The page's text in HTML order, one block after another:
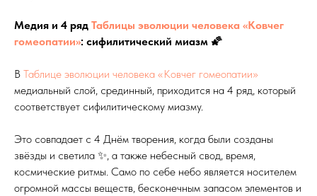
Медия и 4 ряд Таблицы эволюции человека «Ковчег
гомеопатии»: сифилитический миазм 🌠
В Таблице эволюции человека «Ковчег гомеопатии»
медиальный слой, срединный, приходится на 4 ряд, который
соответствует сифилитическому миазму.
Это совпадает с 4 Днём творения, когда были созданы
звёзды и светила ✨, а также небесный свод, время,
космические ритмы. Само по себе небо является носителем
огромной массы веществ, бесконечным запасом элементов и